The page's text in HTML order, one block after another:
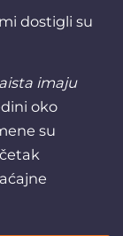
dostigli su
imaju
oko
su